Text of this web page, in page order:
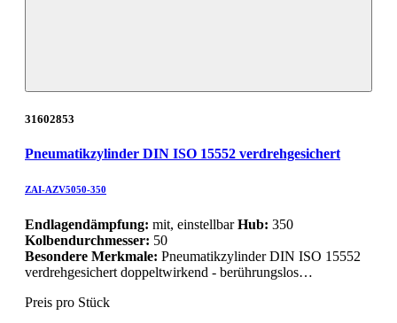
31602853
Pneumatikzylinder DIN ISO 15552 verdrehgesichert
ZAI-AZV5050-350
Endlagendämpfung: mit, einstellbarHub: 350
Kolbendurchmesser: 50
Besondere Merkmale: Pneumatikzylinder DIN ISO 15552
verdrehgesichert doppeltwirkend - berührungslos…
Preis pro Stück